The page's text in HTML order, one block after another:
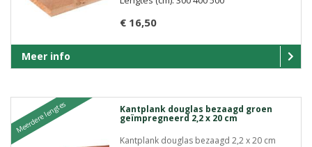
€ 16,50
Meer info
Meerdere lengtes Kantplank douglas bezaagd groen
geïmpregneerd 2,2 x 20 cm
Kantplank douglas bezaagd 2,2 x 20 cm